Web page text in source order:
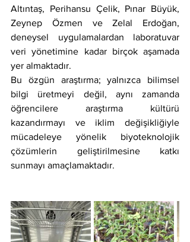
Altıntaş, Perihansu Çelik, Pınar Büyük,
Zeynep Özmen ve Zelal Erdoğan,
deneysel uygulamalardan laboratuvar
veri yönetimine kadar birçok aşamada
yer almaktadır.
Bu özgün araştırma; yalnızca bilimsel
bilgi üretmeyi değil, aynı zamanda
öğrencilere araştırma kültürü
kazandırmayı ve iklim değişikliğiyle
mücadeleye yönelik biyoteknolojik
çözümlerin geliştirilmesine katkı
sunmayı amaçlamaktadır.